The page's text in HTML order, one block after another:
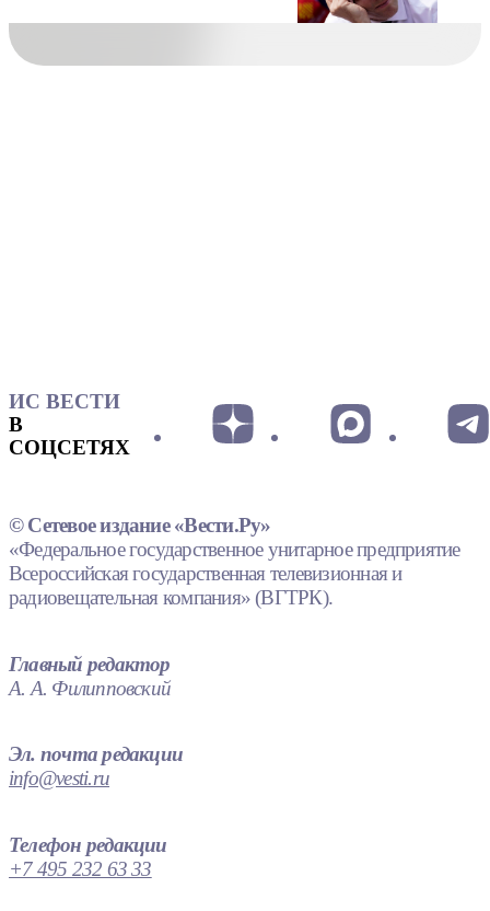
ИС ВЕСТИ
В
СОЦСЕТЯХ
© Сетевое издание «Вести.Ру»
«Федеральное государственное унитарное предприятие
Всероссийская государственная телевизионная и
радиовещательная компания» (ВГТРК).
Главный редактор
А. А. Филипповский
Эл. почта редакции
info@vesti.ru
Телефон редакции
+7 495 232 63 33